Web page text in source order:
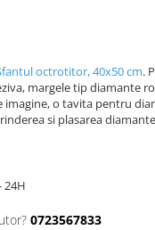
octrotitor, 40x50 cm.
margele tip diamante
o tavita pentru
si plasarea
24H
0723567833